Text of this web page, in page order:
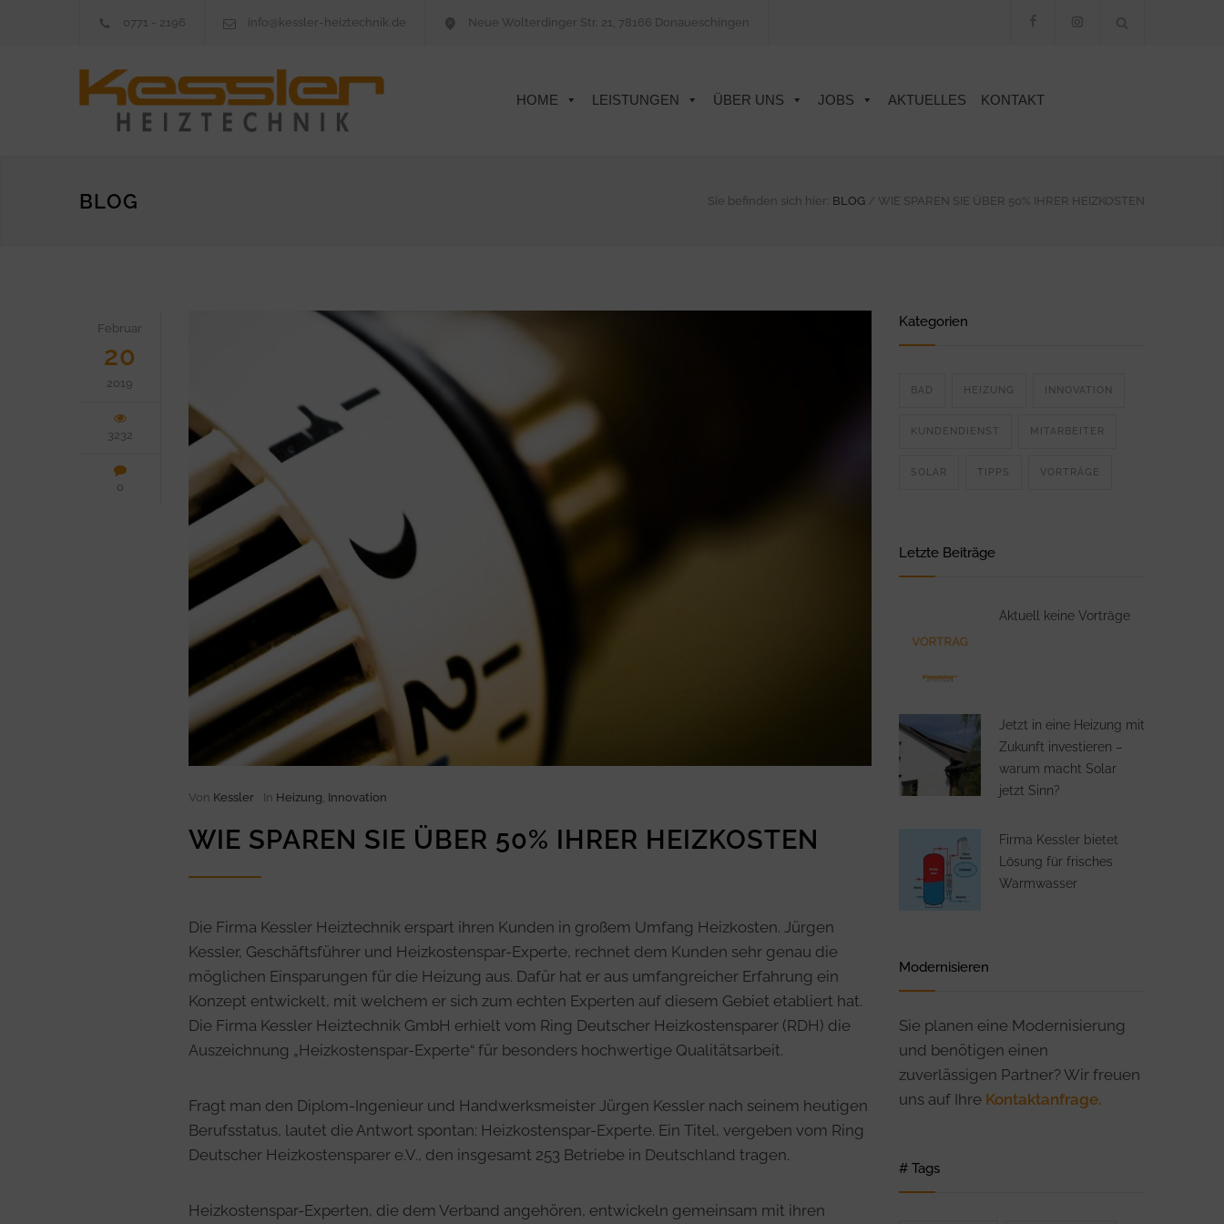
0771 - 2196 info@kessler-heiztechnik.de Neue Wolterdinger Str. 21, 78166 Donaueschingen
HOME LEISTUNGEN ÜBER UNS JOBS AKTUELLES KONTAKT
BLOG Sie befinden sich hier: BLOG / WIE SPAREN SIE ÜBER 50% IHRER HEIZKOSTEN
Februar
20
2019
3232
0
Von Kessler In Heizung, Innovation
WIE SPAREN SIE ÜBER 50% IHRER HEIZKOSTEN
Die Firma Kessler Heiztechnik erspart ihren Kunden in großem Umfang Heizkosten. Jürgen
Kessler, Geschäftsführer und Heizkostenspar-Experte, rechnet dem Kunden sehr genau die
möglichen Einsparungen für die Heizung aus. Dafür hat er aus umfangreicher Erfahrung ein
Konzept entwickelt, mit welchem er sich zum echten Experten auf diesem Gebiet etabliert hat.
Die Firma Kessler Heiztechnik GmbH erhielt vom Ring Deutscher Heizkostensparer (RDH) die
Auszeichnung „Heizkostenspar-Experte“ für besonders hochwertige Qualitätsarbeit.
Fragt man den Diplom-Ingenieur und Handwerksmeister Jürgen Kessler nach seinem heutigen
Berufsstatus, lautet die Antwort spontan: Heizkostenspar-Experte. Ein Titel, vergeben vom Ring
Deutscher Heizkostensparer e.V., den insgesamt 253 Betriebe in Deutschland tragen.
Heizkostenspar-Experten, die dem Verband angehören, entwickeln gemeinsam mit ihren
Kategorien
BAD HEIZUNG INNOVATION
KUNDENDIENST MITARBEITER
SOLAR TIPPS VORTRÄGE
Letzte Beiträge
Aktuell keine Vorträge
Jetzt in eine Heizung mit
Zukunft investieren –
warum macht Solar
jetzt Sinn?
Firma Kessler bietet
Lösung für frisches
Warmwasser
Modernisieren
Sie planen eine Modernisierung
und benötigen einen
zuverlässigen Partner? Wir freuen
uns auf Ihre Kontaktanfrage.
# Tags